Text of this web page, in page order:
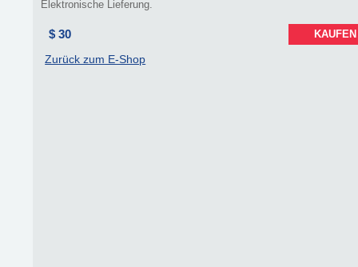
Elektronische Lieferung.
$ 30 KAUFEN
Zurück zum E-Shop